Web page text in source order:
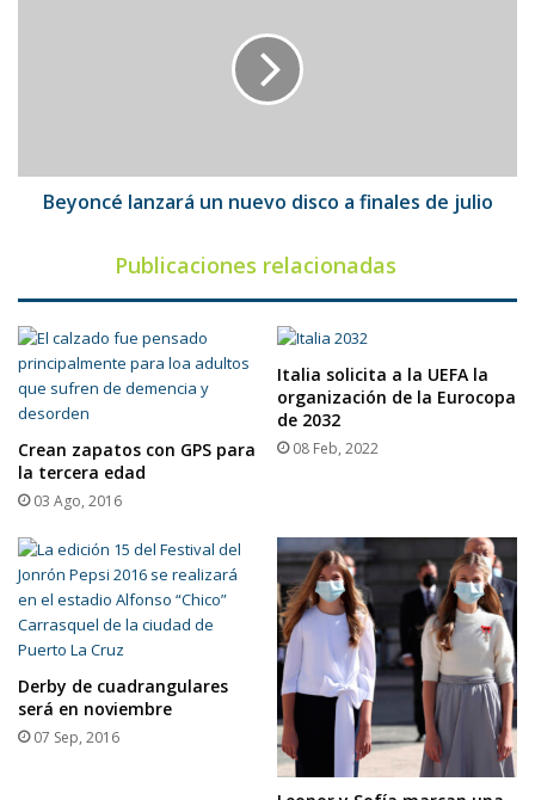
julio
Beyoncé lanzará un nuevo disco a finales de julio
Publicaciones relacionadas
Crean zapatos con GPS para
la tercera edad
03 Ago, 2016
Italia solicita a la UEFA la
organización de la Eurocopa
de 2032
08 Feb, 2022
Derby de cuadrangulares
será en noviembre
07 Sep, 2016